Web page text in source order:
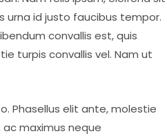
urna id justo faucibus tempor.
convallis est, quis
turpis convallis vel. Nam ut
Phasellus elit ante, molestie
maximus neque